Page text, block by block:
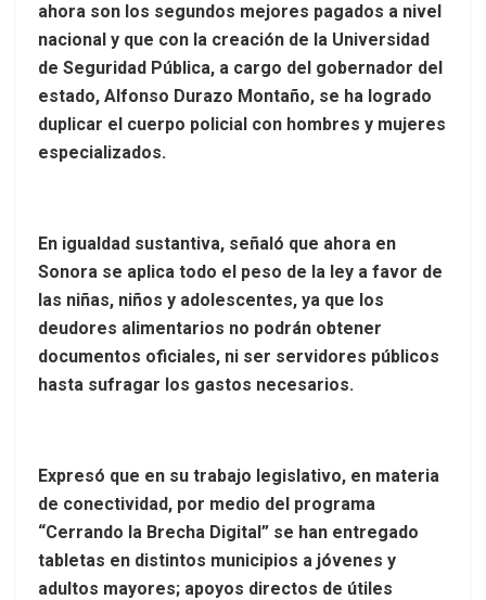
ahora son los segundos mejores pagados a nivel
nacional y que con la creación de la Universidad
de Seguridad Pública, a cargo del gobernador del
estado, Alfonso Durazo Montaño, se ha logrado
duplicar el cuerpo policial con hombres y mujeres
especializados.
En igualdad sustantiva, señaló que ahora en
Sonora se aplica todo el peso de la ley a favor de
las niñas, niños y adolescentes, ya que los
deudores alimentarios no podrán obtener
documentos oficiales, ni ser servidores públicos
hasta sufragar los gastos necesarios.
Expresó que en su trabajo legislativo, en materia
de conectividad, por medio del programa
“Cerrando la Brecha Digital” se han entregado
tabletas en distintos municipios a jóvenes y
adultos mayores; apoyos directos de útiles